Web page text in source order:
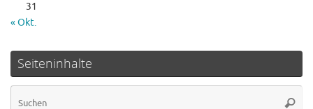
31
« Okt.
Seiteninhalte